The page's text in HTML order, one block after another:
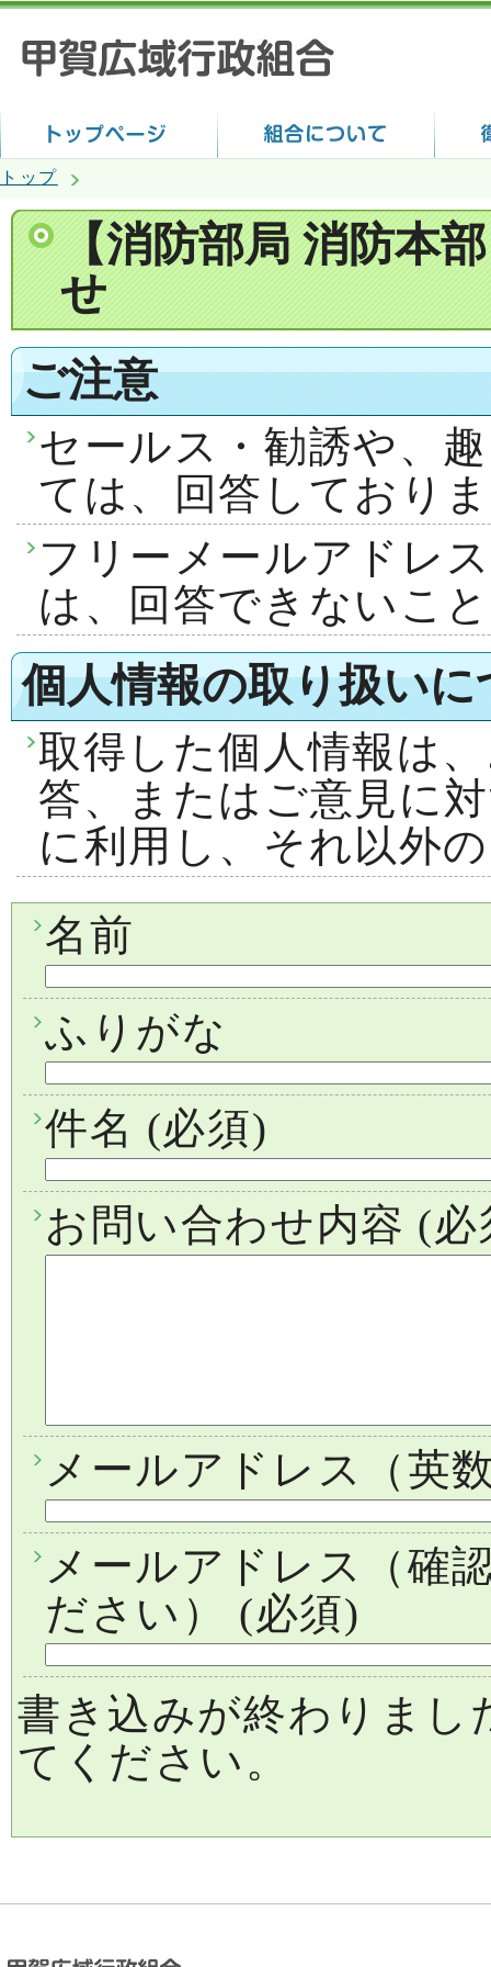
トップ
【消防部局 消防本
せ
ご注意
セールス・勧誘や、
ては、回答しており
フリーメールアドレ
は、回答できないこ
個人情報の取り扱いに
取得した個人情報は
答、またはご意見に
に利用し、それ以外
名前
ふりがな
件名 (必須)
お問い合わせ内容 (必
メールアドレス（英
メールアドレス（確
ださい）
(必須)
書き込みが終わりまし
てください。